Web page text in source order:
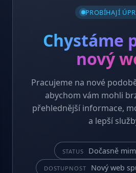
PROBÍHAJÍ
Chystáme
nový
Pracujeme na nové
abychom vám mohli
přehlednější informace,
a lepší
STATUS Dočasně
DOSTUPNOST Nový web